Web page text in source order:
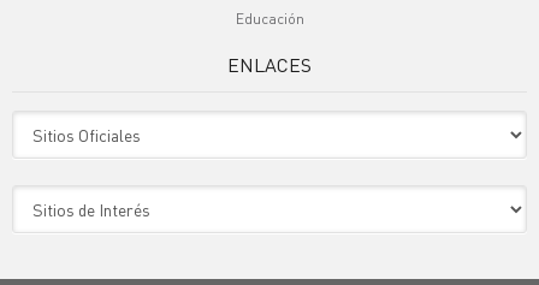
Educación
ENLACES